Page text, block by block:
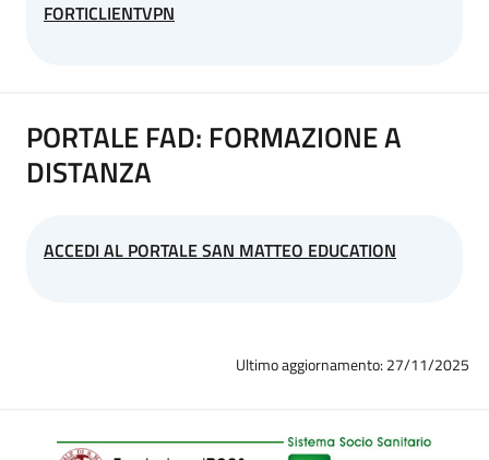
FORTICLIENTVPN
PORTALE FAD: FORMAZIONE A
DISTANZA
ACCEDI AL PORTALE SAN MATTEO EDUCATION
Ultimo aggiornamento: 27/11/2025